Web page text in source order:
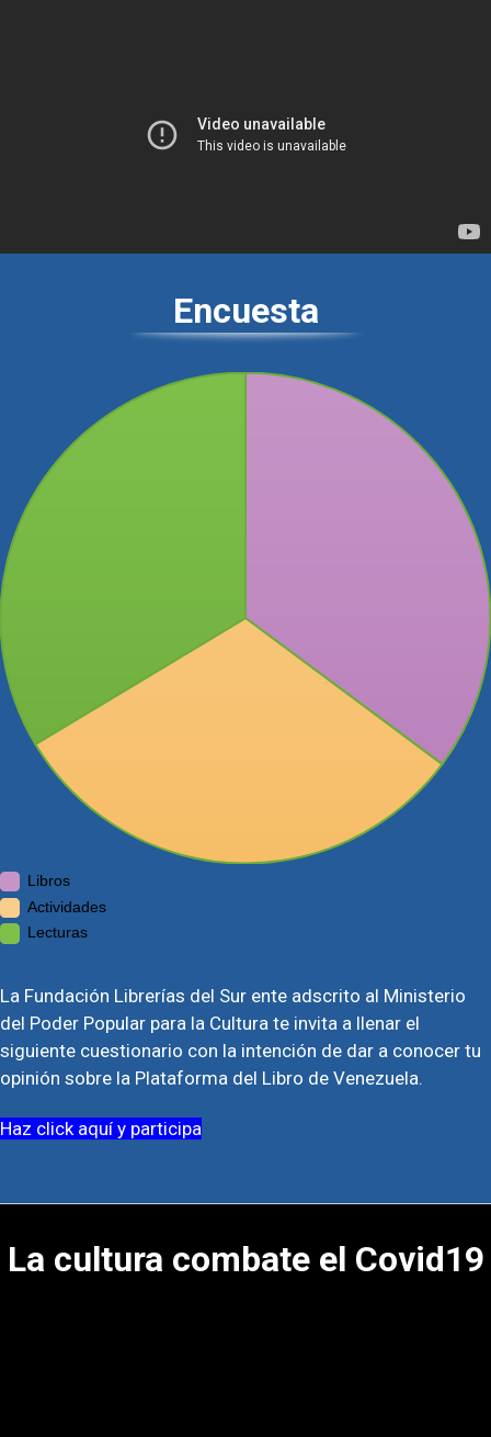
Encuesta
Libros
Actividades
Lecturas
La Fundación Librerías del Sur ente adscrito al Ministerio
del Poder Popular para la Cultura te invita a llenar el
siguiente cuestionario con la intención de dar a conocer tu
opinión sobre la Plataforma del Libro de Venezuela.
Haz click aquí y participa
La cultura combate el Covid19